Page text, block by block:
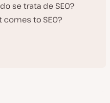
se trata de SEO?
to SEO?